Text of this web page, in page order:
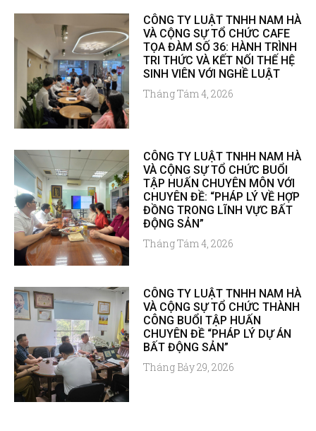
CÔNG TY LUẬT TNHH NAM HÀ
VÀ CỘNG SỰ TỔ CHỨC CAFE
TỌA ĐÀM SỐ 36: HÀNH TRÌNH
TRI THỨC VÀ KẾT NỐI THẾ HỆ
SINH VIÊN VỚI NGHỀ LUẬT
Tháng Tám 4, 2026
CÔNG TY LUẬT TNHH NAM HÀ
VÀ CỘNG SỰ TỔ CHỨC BUỔI
TẬP HUẤN CHUYÊN MÔN VỚI
CHUYÊN ĐỀ: “PHÁP LÝ VỀ HỢP
ĐỒNG TRONG LĨNH VỰC BẤT
ĐỘNG SẢN”
Tháng Tám 4, 2026
CÔNG TY LUẬT TNHH NAM HÀ
VÀ CỘNG SỰ TỔ CHỨC THÀNH
CÔNG BUỔI TẬP HUẤN
CHUYÊN ĐỀ “PHÁP LÝ DỰ ÁN
BẤT ĐỘNG SẢN”
Tháng Bảy 29, 2026